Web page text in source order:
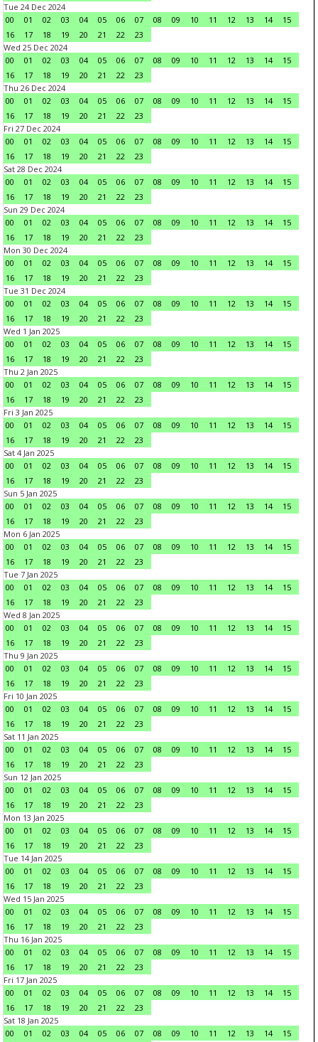
Tue 24 Dec 2024
00
01 02 03 04 05 06 07 08 09 10 11 12 13 14
15
16
17 18 19 20 21 22
23
Wed 25 Dec 2024
00
01 02 03 04 05 06 07 08 09 10 11 12 13 14
15
16
17 18 19 20 21 22
23
Thu 26 Dec 2024
00
01 02 03 04 05 06 07 08 09 10 11 12 13 14
15
16
17 18 19 20 21 22
23
Fri 27 Dec 2024
00
01 02 03 04 05 06 07 08 09 10 11 12 13 14
15
16
17 18 19 20 21 22
23
Sat 28 Dec 2024
00
01 02 03 04 05 06 07 08 09 10 11 12 13 14
15
16
17 18 19 20 21 22
23
Sun 29 Dec 2024
00
01 02 03 04 05 06 07 08 09 10 11 12 13 14
15
16
17 18 19 20 21 22
23
Mon 30 Dec 2024
00
01 02 03 04 05 06 07 08 09 10 11 12 13 14
15
16
17 18 19 20 21 22
23
Tue 31 Dec 2024
00
01 02 03 04 05 06 07 08 09 10 11 12 13 14
15
16
17 18 19 20 21 22
23
Wed 1 Jan 2025
00
01 02 03 04 05 06 07 08 09 10 11 12 13 14
15
16
17 18 19 20 21 22
23
Thu 2 Jan 2025
00
01 02 03 04 05 06 07 08 09 10 11 12 13 14
15
16
17 18 19 20 21 22
23
Fri 3 Jan 2025
00
01 02 03 04 05 06 07 08 09 10 11 12 13 14
15
16
17 18 19 20 21 22
23
Sat 4 Jan 2025
00
01 02 03 04 05 06 07 08 09 10 11 12 13 14
15
16
17 18 19 20 21 22
23
Sun 5 Jan 2025
00
01 02 03 04 05 06 07 08 09 10 11 12 13 14
15
16
17 18 19 20 21 22
23
Mon 6 Jan 2025
00
01 02 03 04 05 06 07 08 09 10 11 12 13 14
15
16
17 18 19 20 21 22
23
Tue 7 Jan 2025
00
01 02 03 04 05 06 07 08 09 10 11 12 13 14
15
16
17 18 19 20 21 22
23
Wed 8 Jan 2025
00
01 02 03 04 05 06 07 08 09 10 11 12 13 14
15
16
17 18 19 20 21 22
23
Thu 9 Jan 2025
00
01 02 03 04 05 06 07 08 09 10 11 12 13 14
15
16
17 18 19 20 21 22
23
Fri 10 Jan 2025
00
01 02 03 04 05 06 07 08 09 10 11 12 13 14
15
16
17 18 19 20 21 22
23
Sat 11 Jan 2025
00
01 02 03 04 05 06 07 08 09 10 11 12 13 14
15
16
17 18 19 20 21 22
23
Sun 12 Jan 2025
00
01 02 03 04 05 06 07 08 09 10 11 12 13 14
15
16
17 18 19 20 21 22
23
Mon 13 Jan 2025
00
01 02 03 04 05 06 07 08 09 10 11 12 13 14
15
16
17 18 19 20 21 22
23
Tue 14 Jan 2025
00
01 02 03 04 05 06 07 08 09 10 11 12 13 14
15
16
17 18 19 20 21 22
23
Wed 15 Jan 2025
00
01 02 03 04 05 06 07 08 09 10 11 12 13 14
15
16
17 18 19 20 21 22
23
Thu 16 Jan 2025
00
01 02 03 04 05 06 07 08 09 10 11 12 13 14
15
16
17 18 19 20 21 22
23
Fri 17 Jan 2025
00
01 02 03 04 05 06 07 08 09 10 11 12 13 14
15
16
17 18 19 20 21 22
23
Sat 18 Jan 2025
00
01 02 03 04 05 06 07 08 09 10 11 12 13 14
15